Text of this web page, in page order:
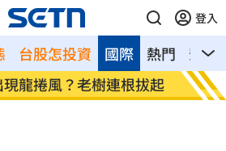
登入
台股怎投資 熱門 影音
國際
龍捲風？老樹連根拔起 佛心